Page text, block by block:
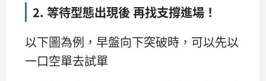
2. 等待型態出現後 再找支撐進場！
以下圖為例，早盤向下突破時，可以先以
一口空單去試單